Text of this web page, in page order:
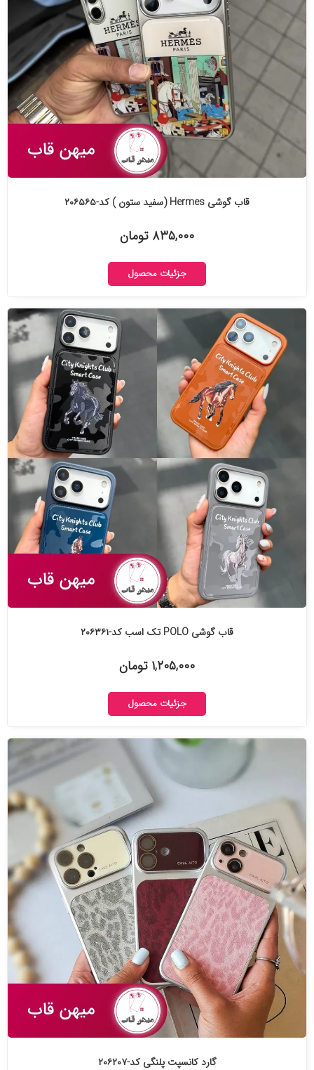
قاب گوشی Hermes (سفید ستون ) کد-۲۰۶۵۶۵
۸۳۵,۰۰۰ تومان
جزئیات محصول
قاب گوشی POLO تک اسب کد-۲۰۶۳۶۱
۱,۲۰۵,۰۰۰ تومان
جزئیات محصول
گارد کانسپت پلنگی کد-۲۰۶۲۰۷